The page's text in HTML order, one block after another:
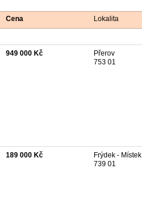
Cena Lokalita
949 000 Kč
Přerov
753 01
189 000 Kč
Frýdek - Místek
739 01